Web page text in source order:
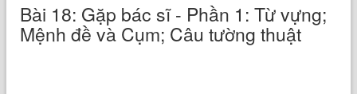
Bài 18: Gặp bác sĩ - Phần 1: Từ vựng;
Mệnh đề và Cụm; Câu tường thuật